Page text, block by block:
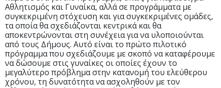
Αθλητισμός και Γυναίκα, αλλά σε προγράμματα με
συγκεκριμένη στόχευση και για συγκεκριμένες ομάδες,
τα οποία θα σχεδιάζονται κεντρικά και θα
αποκεντρώνονται στη συνέχεια για να υλοποιούνται
από τους Δήμους. Αυτό είναι το πρώτο πιλοτικό
πρόγραμμα που σχεδιάζουμε με σκοπό να καταφέρουμε
να δώσουμε στις γυναίκες οι οποίες έχουν το
μεγαλύτερο πρόβλημα στην κατανομή του ελεύθερου
χρόνου, τη δυνατότητα να ασχοληθούν με τον